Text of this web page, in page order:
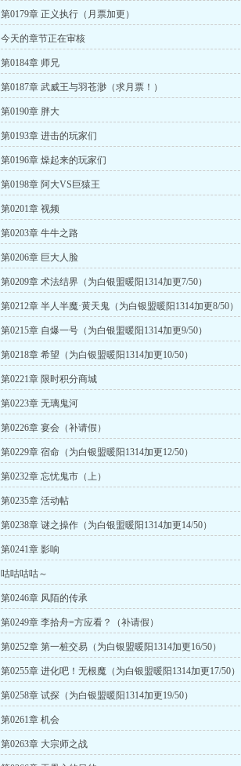
第0179章 正义执行（月票加更）
今天的章节正在审核
第0184章 师兄
第0187章 武威王与羽苍渺（求月票！）
第0190章 胖大
第0193章 进击的玩家们
第0196章 燥起来的玩家们
第0198章 阿大VS巨猿王
第0201章 视频
第0203章 牛牛之路
第0206章 巨大人脸
第0209章 术法结界（为白银盟暖阳1314加更7/50）
第0212章 半人半魔·黄天鬼（为白银盟暖阳1314加更8/50）
第0215章 自爆一号（为白银盟暖阳1314加更9/50）
第0218章 希望（为白银盟暖阳1314加更10/50）
第0221章 限时积分商城
第0223章 无璃鬼河
第0226章 宴会（补请假）
第0229章 宿命（为白银盟暖阳1314加更12/50）
第0232章 忘忧鬼市（上）
第0235章 活动帖
第0238章 谜之操作（为白银盟暖阳1314加更14/50）
第0241章 影响
咕咕咕咕～
第0246章 风陌的传承
第0249章 李拾舟=方应看？（补请假）
第0252章 第一桩交易（为白银盟暖阳1314加更16/50）
第0255章 进化吧！无根魔（为白银盟暖阳1314加更17/50）
第0258章 试探（为白银盟暖阳1314加更19/50）
第0261章 机会
第0263章 大宗师之战